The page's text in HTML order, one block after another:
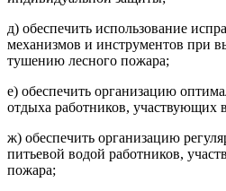
д) обеспечить использование
механизмов и инструментов при
тушению лесного пожара;
е) обеспечить организацию
отдыха работников, участвующих
ж) обеспечить организацию
питьевой водой работников,
пожара;